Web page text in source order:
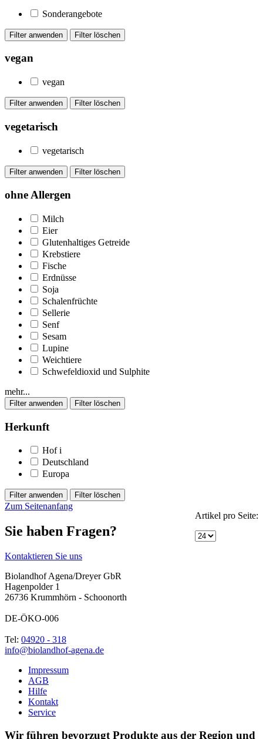
Sonderangebote
vegan
vegan
vegetarisch
vegetarisch
ohne Allergen
Milch
Eier
Glutenhaltiges Getreide
Krebstiere
Fische
Erdnüsse
Soja
Schalenfrüchte
Sellerie
Senf
Sesam
Lupine
Weichtiere
Schwefeldioxid und Sulphite
mehr...
Herkunft
Hof i
Deutschland
Europa
Artikel pro Seite:
Zum Seitenanfang
Sie haben Fragen?
Kontaktieren Sie uns
Biolandhof Agena/Dreyer GbR
Hagenpolder 1
26736 Krummhörn - Schoonorth
DE-ÖKO-006
Tel: 04920 - 318
info@biolandhof-agena.de
Impressum
AGB
Hilfe
Kontakt
Service
Wir führen bevorzugt Produkte aus der Region und